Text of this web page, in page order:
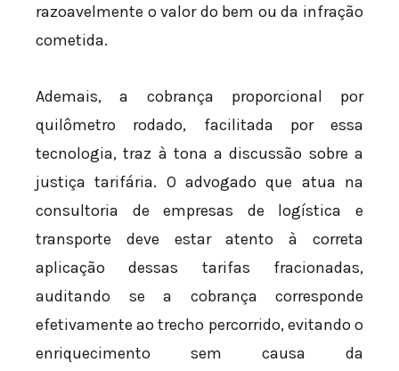
razoavelmente o valor do bem ou da infração
cometida.
Ademais, a cobrança proporcional por
quilômetro rodado, facilitada por essa
tecnologia, traz à tona a discussão sobre a
justiça tarifária. O advogado que atua na
consultoria de empresas de logística e
transporte deve estar atento à correta
aplicação dessas tarifas fracionadas,
auditando se a cobrança corresponde
efetivamente ao trecho percorrido, evitando o
enriquecimento sem causa da